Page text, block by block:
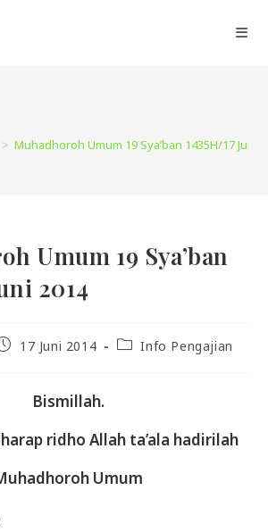
> Muhadhoroh Umum 19 Sya’ban 1435H/17 Juni
Umum 19 Sya’ban
2014
17 Juni 2014
PostInfo Pengajian
Bismillah.
ridho Allah ta’ala hadirilah
Umum